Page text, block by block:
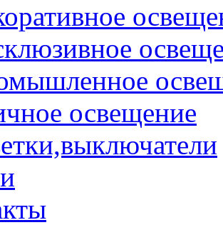
освещение